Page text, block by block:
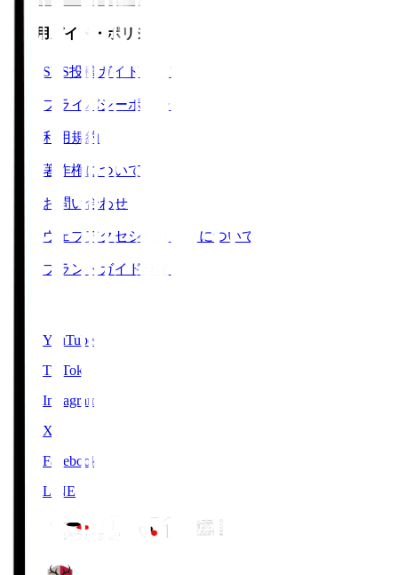
ご利用ガイド・ポリシー
SNS投稿ガイドライン
プライバシーポリシー
利用規約
著作権について
お問い合わせ
ウェブアクセシビリティについて
ブランドガイドライン
YouTube
TikTok
Instagram
X
Facebook
LINE